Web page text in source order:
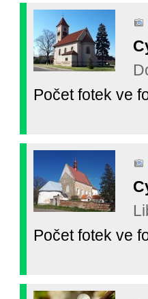
Počet fotek ve
Počet fotek ve